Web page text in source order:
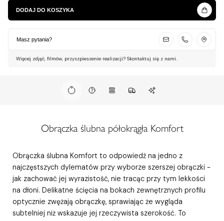
DODAJ DO KOSZYKA
Masz pytania?
Więcej zdjęć, filmów, przyszpieszenie realizacji? Skontaktuj się z nami.
Obrączka ślubna półokrągła Komfort
Obrączka ślubna Komfort to odpowiedź na jedno z
najczęstszych dylematów przy wyborze szerszej obrączki -
jak zachować jej wyrazistość, nie tracąc przy tym lekkości
na dłoni. Delikatne ścięcia na bokach zewnętrznych profilu
optycznie zwężają obrączkę, sprawiając że wygląda
subtelniej niż wskazuje jej rzeczywista szerokość. To